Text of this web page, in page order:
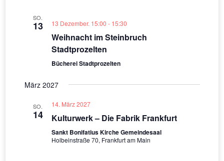
SO.
13 13 Dezember. 15:00 - 15:30
Weihnacht im Steinbruch
Stadtprozelten
Bücherei Stadtprozelten
März 2027
SO.
14
14. März 2027
Kulturwerk – Die Fabrik Frankfurt
Sankt Bonifatius Kirche Gemeindesaal
Holbeinstraße 70, Frankfurt am Main